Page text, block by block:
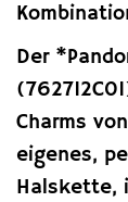
Der
Charms
eigenes,
Halskette,